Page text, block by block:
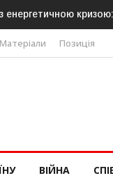
з енергетичною
Матеріали Позиція
ВІЙНА